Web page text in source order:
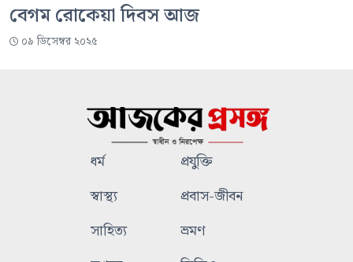
বেগম রোকেয়া দিবস আজ
০৯ ডিসেম্বর ২০২৫
ধর্ম
প্রযুক্তি
স্বাস্থ্য
প্রবাস-জীবন
সাহিত্য
ভ্রমণ